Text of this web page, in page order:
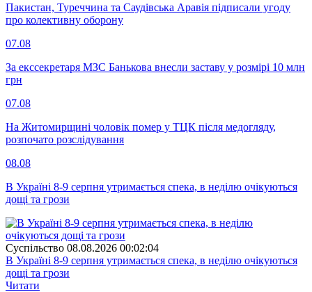
Пакистан, Туреччина та Саудівська Аравія підписали угоду
про колективну оборону
07.08
За екссекретаря МЗС Банькова внесли заставу у розмірі 10 млн
грн
07.08
На Житомирщині чоловік помер у ТЦК після медогляду,
розпочато розслідування
08.08
В Україні 8-9 серпня утримається спека, в неділю очікуються
дощі та грози
Суспiльство 08.08.2026 00:02:04
В Україні 8-9 серпня утримається спека, в неділю очікуються
дощі та грози
Читати